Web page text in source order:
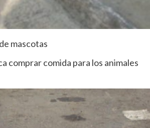
mascotas
comprar comida para los animales